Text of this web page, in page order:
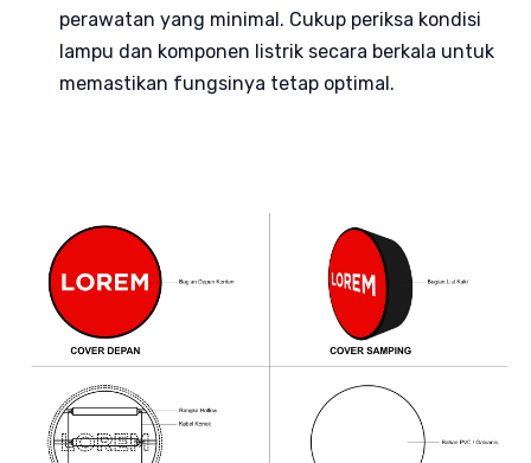
perawatan yang minimal. Cukup periksa kondisi
lampu dan komponen listrik secara berkala untuk
memastikan fungsinya tetap optimal.